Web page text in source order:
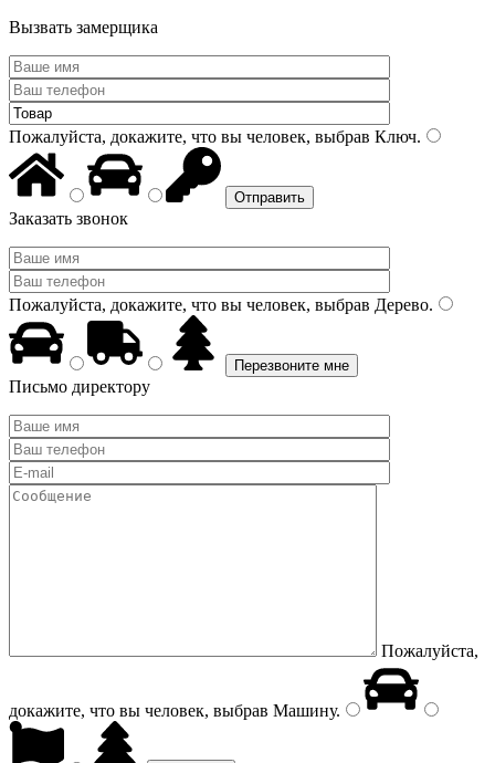
Вызвать замерщика
Пожалуйста, докажите, что вы человек, выбрав Ключ.
Заказать звонок
Пожалуйста, докажите, что вы человек, выбрав Дерево.
Письмо директору
Пожалуйста,
докажите, что вы человек, выбрав Машину.